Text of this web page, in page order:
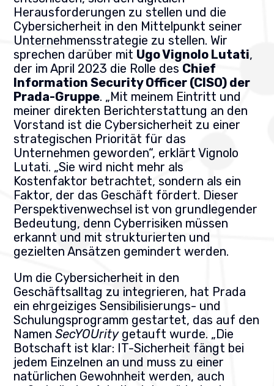
Herausforderungen zu stellen und die
Cybersicherheit in den Mittelpunkt seiner
Unternehmensstrategie zu stellen. Wir
sprechen darüber mit Ugo Vignolo Lutati,
der im April 2023 die Rolle des Chief
Information Security Officer (CISO) der
Prada-Gruppe. „Mit meinem Eintritt und
meiner direkten Berichterstattung an den
Vorstand ist die Cybersicherheit zu einer
strategischen Priorität für das
Unternehmen geworden“, erklärt Vignolo
Lutati. „Sie wird nicht mehr als
Kostenfaktor betrachtet, sondern als ein
Faktor, der das Geschäft fördert. Dieser
Perspektivenwechsel ist von grundlegender
Bedeutung, denn Cyberrisiken müssen
erkannt und mit strukturierten und
gezielten Ansätzen gemindert werden.
Um die Cybersicherheit in den
Geschäftsalltag zu integrieren, hat Prada
ein ehrgeiziges Sensibilisierungs- und
Schulungsprogramm gestartet, das auf den
NamenSecYOUritygetauft wurde. „Die
Botschaft ist klar: IT-Sicherheit fängt bei
jedem Einzelnen an und muss zu einer
natürlichen Gewohnheit werden, auch